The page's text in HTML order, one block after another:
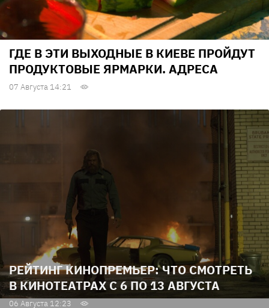
ГДЕ В ЭТИ ВЫХОДНЫЕ В КИЕВЕ ПРОЙДУТ
ПРОДУКТОВЫЕ ЯРМАРКИ. АДРЕСА
07 Августа 14:21
РЕЙТИНГ КИНОПРЕМЬЕР: ЧТО СМОТРЕТЬ
В КИНОТЕАТРАХ С 6 ПО 13 АВГУСТА
06 Августа 12:23